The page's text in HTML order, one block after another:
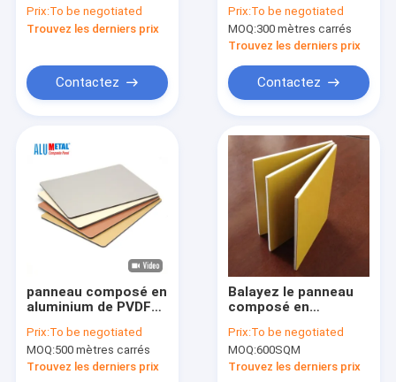
de mur de bobine
Prix:To be negotiated
Trouvez les derniers prix
Contactez
1570mm de panneau
de miroir
Prix:To be negotiated
MOQ:300 mètres carrés
Trouvez les derniers prix
Contactez
panneau composé en
aluminium de PVDF
Prix:To be negotiated
MOQ:500 mètres carrés
Trouvez les derniers prix
Balayez le panneau
composé en
extérieur 8mm
anodisés
Prix:To be negotiated
MOQ:600SQM
Trouvez les derniers prix